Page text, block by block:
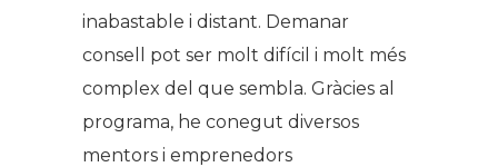
inabastable i distant. Demanar
consell pot ser molt difícil i molt més
complex del que sembla. Gràcies al
programa, he conegut diversos
mentors i emprenedors